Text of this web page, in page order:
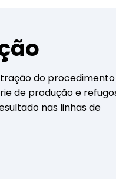
do
de produção e
nas linhas de